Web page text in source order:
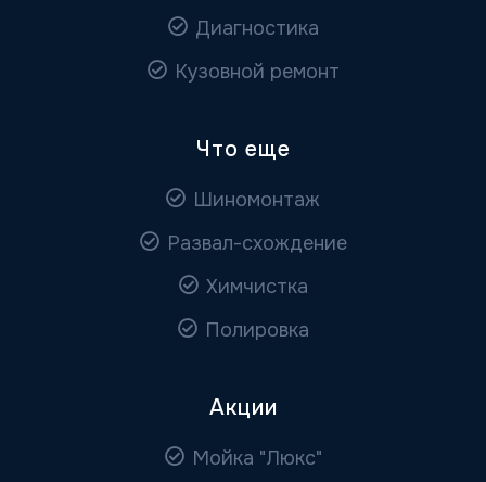
Диагностика
Кузовной ремонт
Что еще
Шиномонтаж
Развал-схождение
Химчистка
Полировка
Акции
Мойка "Люкс"